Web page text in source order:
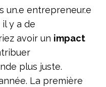
un.e entrepreneur.e
il y a de
avoir un impact
plus juste.
La première